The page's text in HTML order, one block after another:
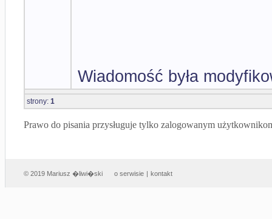
Wiadomość była
strony: 1
Prawo do pisania przysługuje tylko zalogowanym
© 2019 Mariusz �liwi�ski o serwisie | kontakt